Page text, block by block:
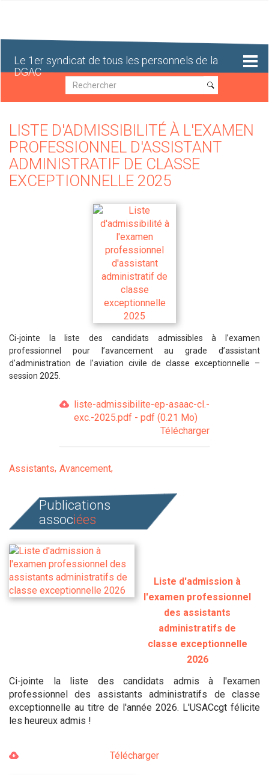
Le 1er syndicat de tous les personnels de la
DGAC
Recherche
Recherche
LISTE D'ADMISSIBILITÉ À L'EXAMEN
PROFESSIONNEL D'ASSISTANT
ADMINISTRATIF DE CLASSE
EXCEPTIONNELLE 2025
Ci-jointe la liste des candidats admissibles à l’examen
professionnel pour l’avancement au grade d’assistant
d’administration de l’aviation civile de classe exceptionnelle –
session 2025.
liste-admissibilite-ep-asaac-cl.-
exc.-2025.pdf - pdf (0.21 Mo)
Télécharger
Assistants Avancement
Publications
associées
Liste d'admission à
l'examen professionnel
des assistants
administratifs de
classe exceptionnelle
2026
Ci-jointe la liste des candidats admis à l'examen
professionnel des assistants administratifs de classe
exceptionnelle au titre de l'année 2026. L'USACcgt félicite
les heureux admis !
Télécharger